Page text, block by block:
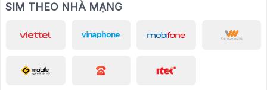
SIM THEO NHÀ MẠNG